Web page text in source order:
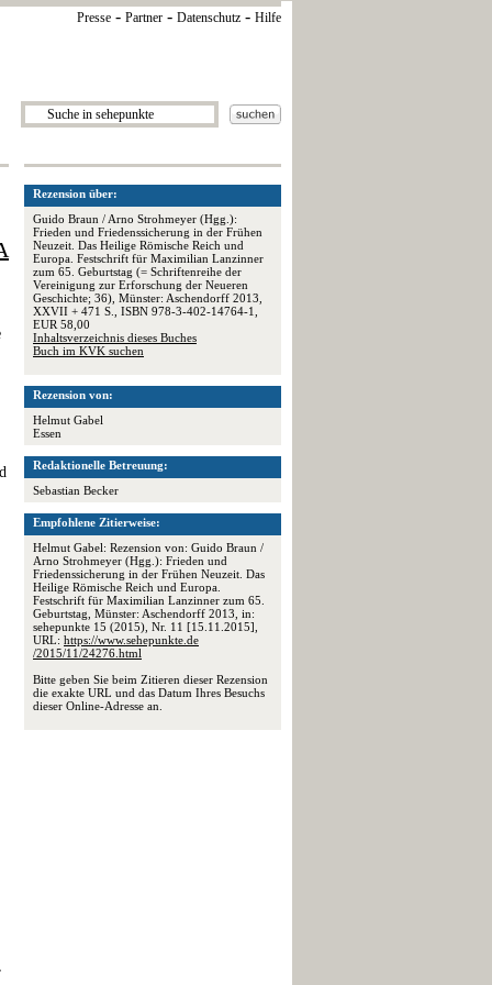
Presse - Partner - Datenschutz - Hilfe
Rezension über:
Guido Braun / Arno Strohmeyer (Hgg.):
Frieden und Friedenssicherung in der Frühen
Neuzeit. Das Heilige Römische Reich und
Europa. Festschrift für Maximilian Lanzinner
zum 65. Geburtstag (= Schriftenreihe der
Vereinigung zur Erforschung der Neueren
Geschichte; 36), Münster: Aschendorff 2013,
XXVII + 471 S., ISBN 978-3-402-14764-1,
EUR 58,00
Inhaltsverzeichnis dieses Buches
Buch im KVK suchen
Rezension von:
Helmut Gabel
Essen
Redaktionelle Betreuung:
Sebastian Becker
Empfohlene Zitierweise:
Helmut Gabel: Rezension von: Guido Braun /
Arno Strohmeyer (Hgg.): Frieden und
Friedenssicherung in der Frühen Neuzeit. Das
Heilige Römische Reich und Europa.
Festschrift für Maximilian Lanzinner zum 65.
Geburtstag, Münster: Aschendorff 2013, in:
sehepunkte 15 (2015), Nr. 11 [15.11.2015],
URL: https://www.sehepunkte.de
/2015/11/24276.html
Bitte geben Sie beim Zitieren dieser Rezension
die exakte URL und das Datum Ihres Besuchs
dieser Online-Adresse an.